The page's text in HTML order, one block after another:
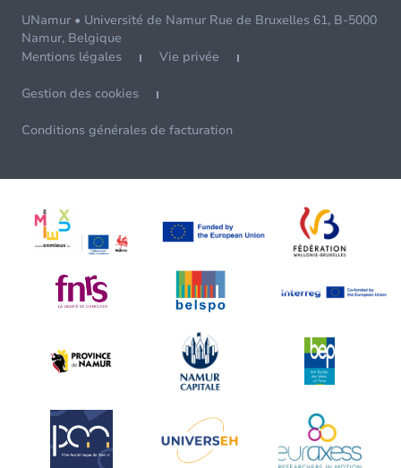
UNamur • Université de Namur Rue de Bruxelles 61, B-5000
Namur, Belgique
Mentions légales
Vie privée
Gestion des cookies
Conditions générales de facturation